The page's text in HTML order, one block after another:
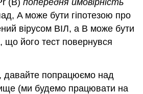
A може бути гіпотезою про
вірусом ВІЛ, а B може бути
його тест повернувся
давайте попрацюємо над
(ми будемо працювати на